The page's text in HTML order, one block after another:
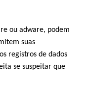
ou adware, podem
suas
registros de dados
se suspeitar que